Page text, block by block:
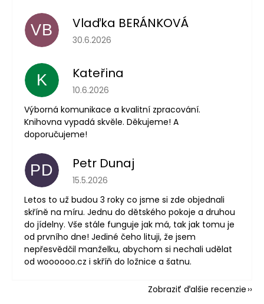
VB Vlaďka BERÁNKOVÁ
Hodnotenie obchodu je 5 z 5 hviezdičiek.
30.6.2026
K Kateřina
Hodnotenie obchodu je 5 z 5 hviezdičiek.
10.6.2026
Výborná komunikace a kvalitní zpracování.
Knihovna vypadá skvěle. Děkujeme! A
doporučujeme!
PD Petr Dunaj
Hodnotenie obchodu je 5 z 5 hviezdičiek.
15.5.2026
Letos to už budou 3 roky co jsme si zde objednali
skříně na míru. Jednu do dětského pokoje a druhou
do jídelny. Vše stále funguje jak má, tak jak tomu je
od prvního dne! Jediné čeho lituji, že jsem
nepřesvědčil manželku, abychom si nechali udělat
od woooooo.cz i skříň do ložnice a šatnu.
Zobraziť ďalšie recenzie